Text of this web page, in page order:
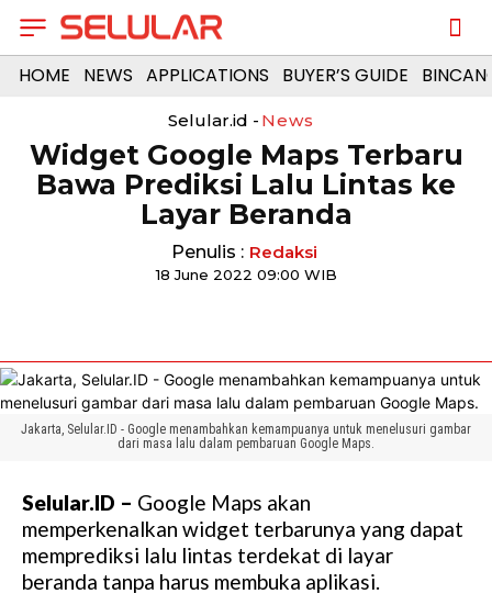
HOME NEWS APPLICATIONS BUYER’S GUIDE
Selular.id - News
Widget Google Maps Terbaru
Bawa Prediksi Lalu Lintas ke
Layar Beranda
Penulis : Redaksi
18 June 2022 09:00 WIB
Jakarta, Selular.ID - Google menambahkan kemampuanya untuk menelusuri gambar
dari masa lalu dalam pembaruan Google Maps.
Selular.ID – Google Maps akan
memperkenalkan widget terbarunya yang dapat
memprediksi lalu lintas terdekat di layar
beranda tanpa harus membuka aplikasi.